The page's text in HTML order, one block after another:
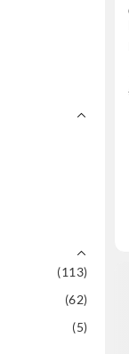
(113)
(62)
(5)